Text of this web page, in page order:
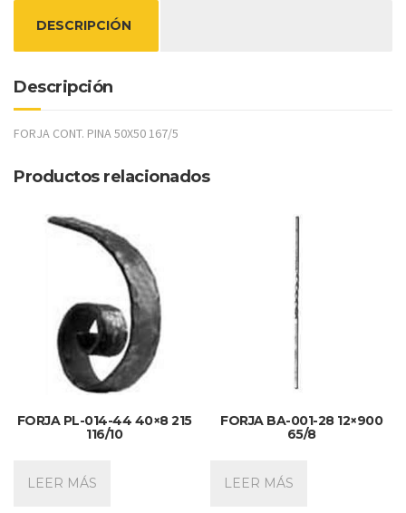
DESCRIPCIÓN
Descripción
FORJA CONT. PINA 50X50 167/5
Productos relacionados
FORJA PL-014-44 40×8 215
116/10
LEER MÁS
FORJA BA-001-28 12×900
65/8
LEER MÁS